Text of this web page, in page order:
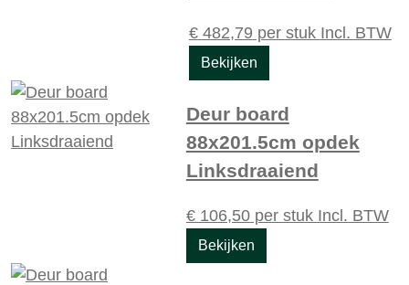
€482,79 per stuk Incl. BTW
Bekijken
Deur board
88x201.5cm opdek
Linksdraaiend
€106,50per stuk Incl. BTW
Bekijken